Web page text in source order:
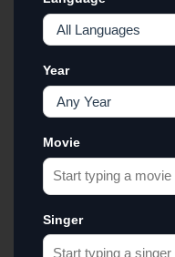
Year
Movie
Singer